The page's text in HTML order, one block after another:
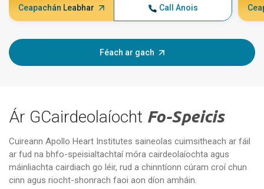
Ceapachán Leabhar Call Anois
Féach ar gach
Ár GCairdeolaíocht Fo-Speicis
Cuireann Apollo Heart Institutes saineolas cuimsitheach ar fáil
ar fud na bhfo-speisialtachtaí móra cairdeolaíochta agus
máinliachta cairdiach go léir, rud a chinntíonn cúram croí chun
cinn agus riocht-shonrach faoi aon díon amháin.